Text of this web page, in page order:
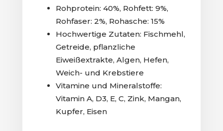
Rohprotein: 40%, Rohfett: 9%,
Rohfaser: 2%, Rohasche: 15%
Hochwertige Zutaten: Fischmehl,
Getreide, pflanzliche
Eiweißextrakte, Algen, Hefen,
Weich- und Krebstiere
Vitamine und Mineralstoffe:
Vitamin A, D3, E, C, Zink, Mangan,
Kupfer, Eisen